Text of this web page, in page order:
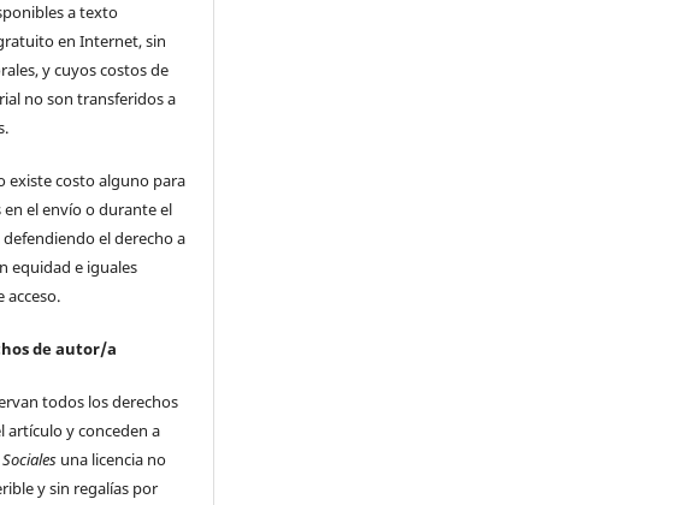
a texto
en Internet, sin
y cuyos costos de
no son transferidos a
existe costo alguno para
el envío o durante el
el derecho a
equidad e iguales
acceso.
de autor/a
todos los derechos
artículo y conceden a
una licencia no
y sin regalías por